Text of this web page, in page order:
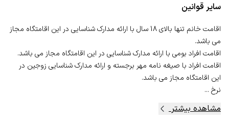
سایر قوانین
اقامت خانم تنها بالای 18 سال با ارائه مدارک شناسایی در این اقامتگاه مجاز
اقامت افراد با صیغه نامه مهر برجسته و ارائه مدارک شناسایی زوجین در
نرخ ...
مشاهده بیشتر